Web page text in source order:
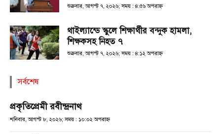
শুক্রবার, আগস্ট ৭, ২০২৬; সময় : ৪:৫৬ অপরাহ্ণ
থাইল্যান্ডে স্কুলে শিক্ষার্থীর বন্দুক হামলা,
শিক্ষকসহ নিহত ৭
শুক্রবার, আগস্ট ৭, ২০২৬; সময় : ৪:১২ অপরাহ্ণ
সর্বশেষ
প্রকৃতিপ্রেমী রবীন্দ্রনাথ
শনিবার, আগস্ট ৮, ২০২৬; সময় : ১০:০২ অপরাহ্ণ